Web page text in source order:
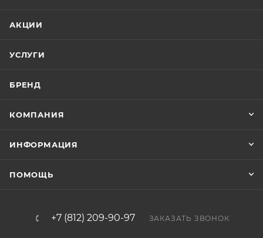
АКЦИИ
УСЛУГИ
БРЕНД
КОМПАНИЯ
ИНФОРМАЦИЯ
ПОМОЩЬ
+7 (812) 209-90-97 ЗАКАЗАТЬ ЗВОНОК